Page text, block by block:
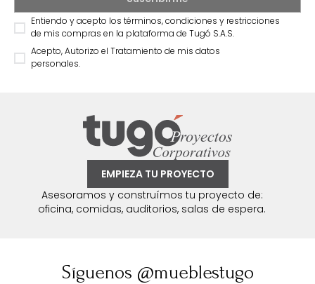
Entiendo y acepto los términos, condiciones y restricciones
de mis compras en la plataforma de Tugó S.A.S.
Acepto, Autorizo el Tratamiento de mis datos
personales.
EMPIEZA TU PROYECTO
Asesoramos y construímos tu proyecto de:
oficina, comidas, auditorios, salas de espera.
Síguenos @mueblestugo